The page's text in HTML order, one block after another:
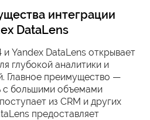
интеграции
DataLens
Yandex DataLens открывает
глубокой аналитики и
Главное преимущество —
с большими объемами
из CRM и других
предоставляет